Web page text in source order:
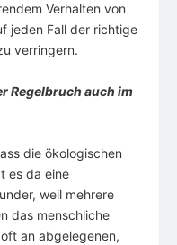
Verhalten von
jeden Fall der richtige
verringern.
Regelbruch auch im
die ökologischen
es da eine
weil mehrere
das menschliche
an abgelegenen,